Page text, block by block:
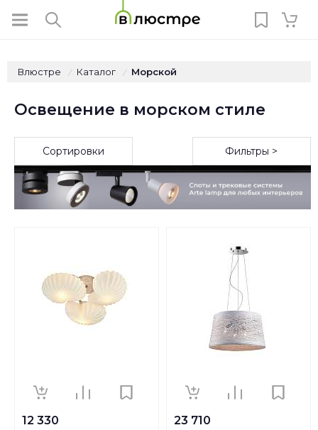
Влюстре / Каталог / Морской
Освещение в морском стиле
Сортировки Фильтры >
12 330 23 710